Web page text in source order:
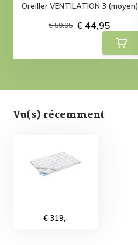
Oreiller VENTILATION 3 (moyen)
€ 59,95 € 44,95
Vu(s) récemment
€ 319,-